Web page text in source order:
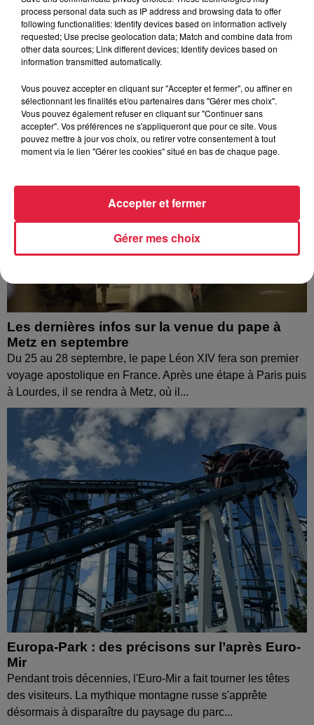
À découvrir également
Les dernières infos sur la venue du pape à
Metz en septembre
Du 25 au 28 septembre, le pape Léon XIV fera son premier
voyage apostolique en France. Après une étape à Paris puis
à Lourdes, il se rendra à Metz, où il...
Europa-Park : des précisons sur l’après Euro-
Mir
Pendant trois décennies, l'Euro-Mir a fait tourner les têtes
des visiteurs. La mythique montagne russe s'apprête
désormais à disparaître du paysage du parc...
process personal data such as IP address and browsing data to offer
following functionalities: Identify devices based on information actively
requested; Use precise geolocation data; Match and combine data from
other data sources; Link different devices; Identify devices based on
information transmitted automatically.
Vous pouvez accepter en cliquant sur "Accepter et fermer", ou affiner en
sélectionnant les finalités et/ou partenaires dans "Gérer mes choix".
Vous pouvez également refuser en cliquant sur "Continuer sans
accepter". Vos préférences ne s'appliqueront que pour ce site. Vous
pouvez mettre à jour vos choix, ou retirer votre consentement à tout
moment via le lien "Gérer les cookies" situé en bas de chaque page.
Gérer mes choix
Accepter et fermer